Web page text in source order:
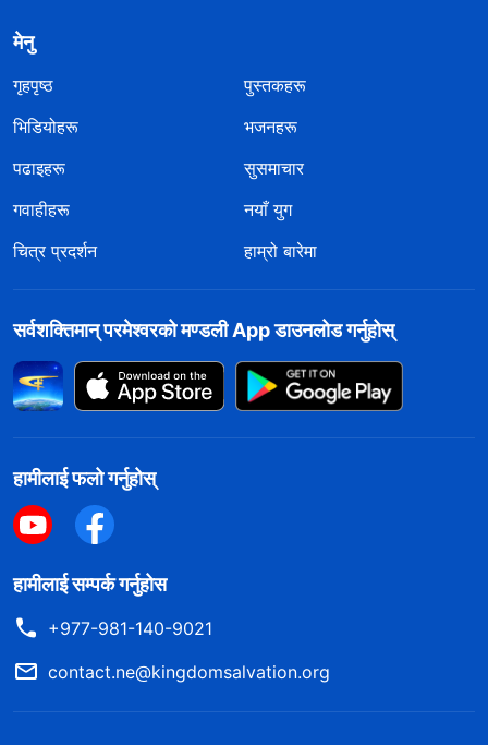
मेनु
गृहपृष्ठ
पुस्तकहरू
भिडियोहरू
भजनहरू
पढाइहरू
सुसमाचार
गवाहीहरू
नयाँ युग
चित्र प्रदर्शन
हाम्रो बारेमा
सर्वशक्तिमान्‌ परमेश्‍वरको मण्डली App डाउनलोड गर्नुहोस्
हामीलाई फलो गर्नुहोस्
हामीलाई सम्पर्क गर्नुहोस
+977-981-140-9021
contact.ne@kingdomsalvation.org